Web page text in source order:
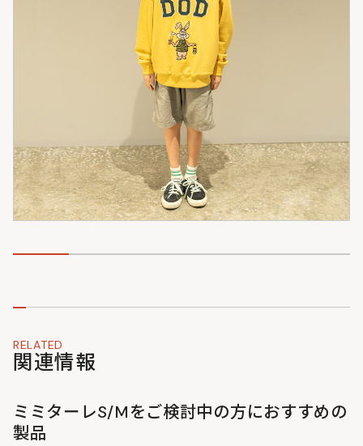
RELATED
関連情報
ミミターレS/Mをご検討中の方におすすめの
製品